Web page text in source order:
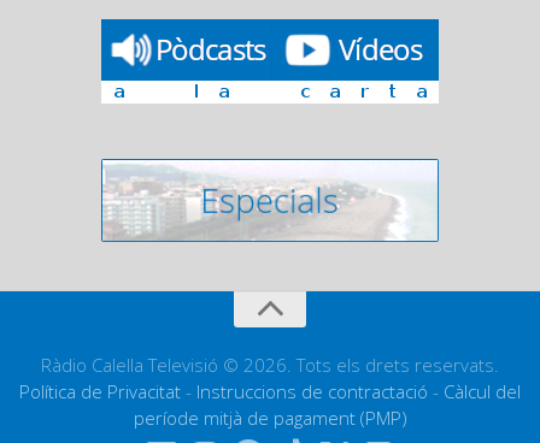
Ràdio Calella Televisió © 2026. Tots els drets reservats.
Política de Privacitat - Instruccions de contractació - Càlcul del
període mitjà de pagament (PMP)